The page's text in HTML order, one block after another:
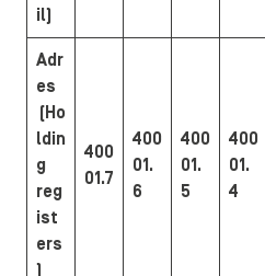
il)
Adr
es
(Ho
ldin
g
reg
ist
ers
)
400
01.7
400
01.
6
400
01.
5
400
01.
4